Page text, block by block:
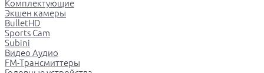
Комплектующие
Экшен камеры
BulletHD
Sports Cam
Subini
Видео Аудио
FM-Трансмиттеры